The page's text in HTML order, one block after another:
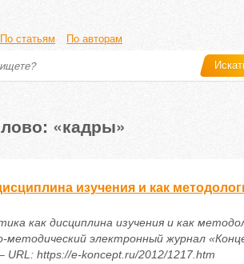
По статьям По авторам
«кадры»
изучения и как
как дисциплина изучения и как
методический электронный журнал
https://e-koncept.ru/2012/1217.htm